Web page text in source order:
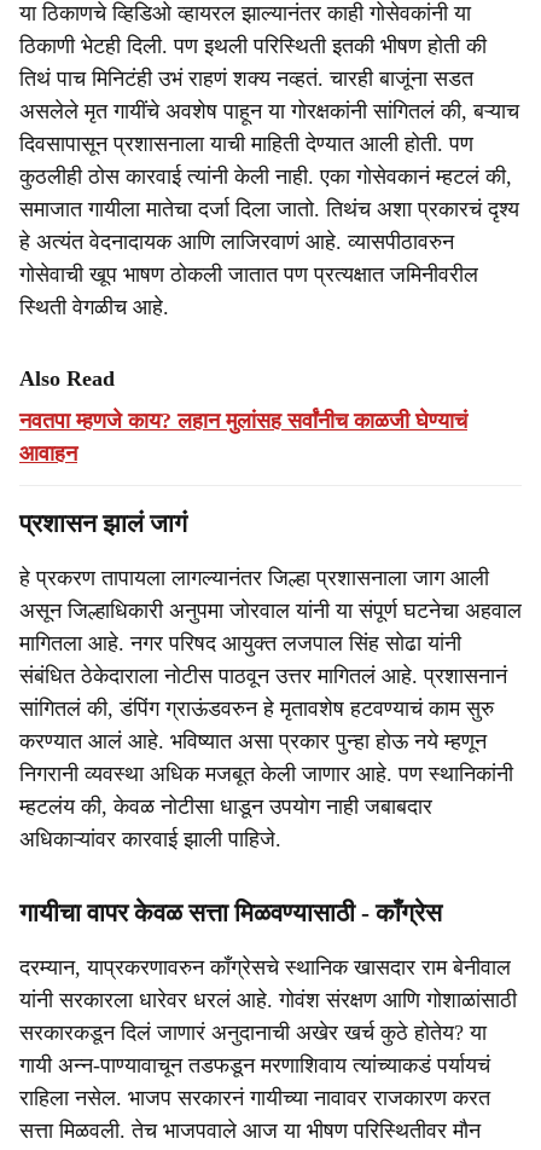
या ठिकाणचे व्हिडिओ व्हायरल झाल्यानंतर काही गोसेवकांनी या
ठिकाणी भेटही दिली. पण इथली परिस्थिती इतकी भीषण होती की
तिथं पाच मिनिटंही उभं राहणं शक्य नव्हतं. चारही बाजूंना सडत
असलेले मृत गायींचे अवशेष पाहून या गोरक्षकांनी सांगितलं की, बऱ्याच
दिवसापासून प्रशासनाला याची माहिती देण्यात आली होती. पण
कुठलीही ठोस कारवाई त्यांनी केली नाही. एका गोसेवकानं म्हटलं की,
समाजात गायीला मातेचा दर्जा दिला जातो. तिथंच अशा प्रकारचं दृश्य
हे अत्यंत वेदनादायक आणि लाजिरवाणं आहे. व्यासपीठावरुन
गोसेवाची खूप भाषण ठोकली जातात पण प्रत्यक्षात जमिनीवरील
स्थिती वेगळीच आहे.
Also Read
नवतपा म्हणजे काय? लहान मुलांसह सर्वांनीच काळजी घेण्याचं
आवाहन
प्रशासन झालं जागं
हे प्रकरण तापायला लागल्यानंतर जिल्हा प्रशासनाला जाग आली
असून जिल्हाधिकारी अनुपमा जोरवाल यांनी या संपूर्ण घटनेचा अहवाल
मागितला आहे. नगर परिषद आयुक्त लजपाल सिंह सोढा यांनी
संबंधित ठेकेदाराला नोटीस पाठवून उत्तर मागितलं आहे. प्रशासनानं
सांगितलं की, डंपिंग ग्राऊंडवरुन हे मृतावशेष हटवण्याचं काम सुरु
करण्यात आलं आहे. भविष्यात असा प्रकार पुन्हा होऊ नये म्हणून
निगरानी व्यवस्था अधिक मजबूत केली जाणार आहे. पण स्थानिकांनी
म्हटलंय की, केवळ नोटीसा धाडून उपयोग नाही जबाबदार
अधिकाऱ्यांवर कारवाई झाली पाहिजे.
गायीचा वापर केवळ सत्ता मिळवण्यासाठी - काँग्रेस
दरम्यान, याप्रकरणावरुन काँग्रेसचे स्थानिक खासदार राम बेनीवाल
यांनी सरकारला धारेवर धरलं आहे. गोवंश संरक्षण आणि गोशाळांसाठी
सरकारकडून दिलं जाणारं अनुदानाची अखेर खर्च कुठे होतेय? या
गायी अन्न-पाण्यावाचून तडफडून मरणाशिवाय त्यांच्याकडं पर्यायचं
राहिला नसेल. भाजप सरकारनं गायीच्या नावावर राजकारण करत
सत्ता मिळवली. तेच भाजपवाले आज या भीषण परिस्थितीवर मौन